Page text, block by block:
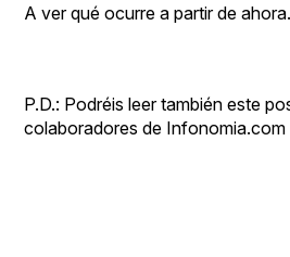
A ver qué ocurre a partir de ahora.
P.D.: Podréis leer también este
colaboradores de Infonomia.com